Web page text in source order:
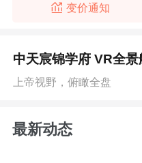
变价通知
中天宸锦学府 VR全景
上帝视野，俯瞰全盘
最新动态